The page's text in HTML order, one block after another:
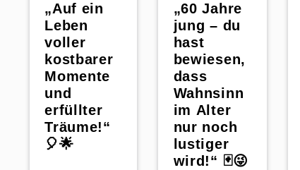
„Auf ein
Leben
voller
kostbarer
Momente
und
erfüllter
Träume!“
🎈🌟
„60 Jahre
jung – du
hast
bewiesen,
dass
Wahnsinn
im Alter
nur noch
lustiger
wird!“ 🃏😜